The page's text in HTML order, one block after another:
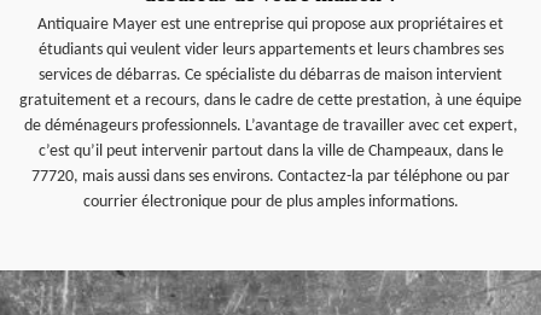
Antiquaire Mayer est une entreprise qui propose aux propriétaires et
étudiants qui veulent vider leurs appartements et leurs chambres ses
services de débarras. Ce spécialiste du débarras de maison intervient
gratuitement et a recours, dans le cadre de cette prestation, à une équipe
de déménageurs professionnels. L’avantage de travailler avec cet expert,
c’est qu’il peut intervenir partout dans la ville de Champeaux, dans le
77720, mais aussi dans ses environs. Contactez-la par téléphone ou par
courrier électronique pour de plus amples informations.